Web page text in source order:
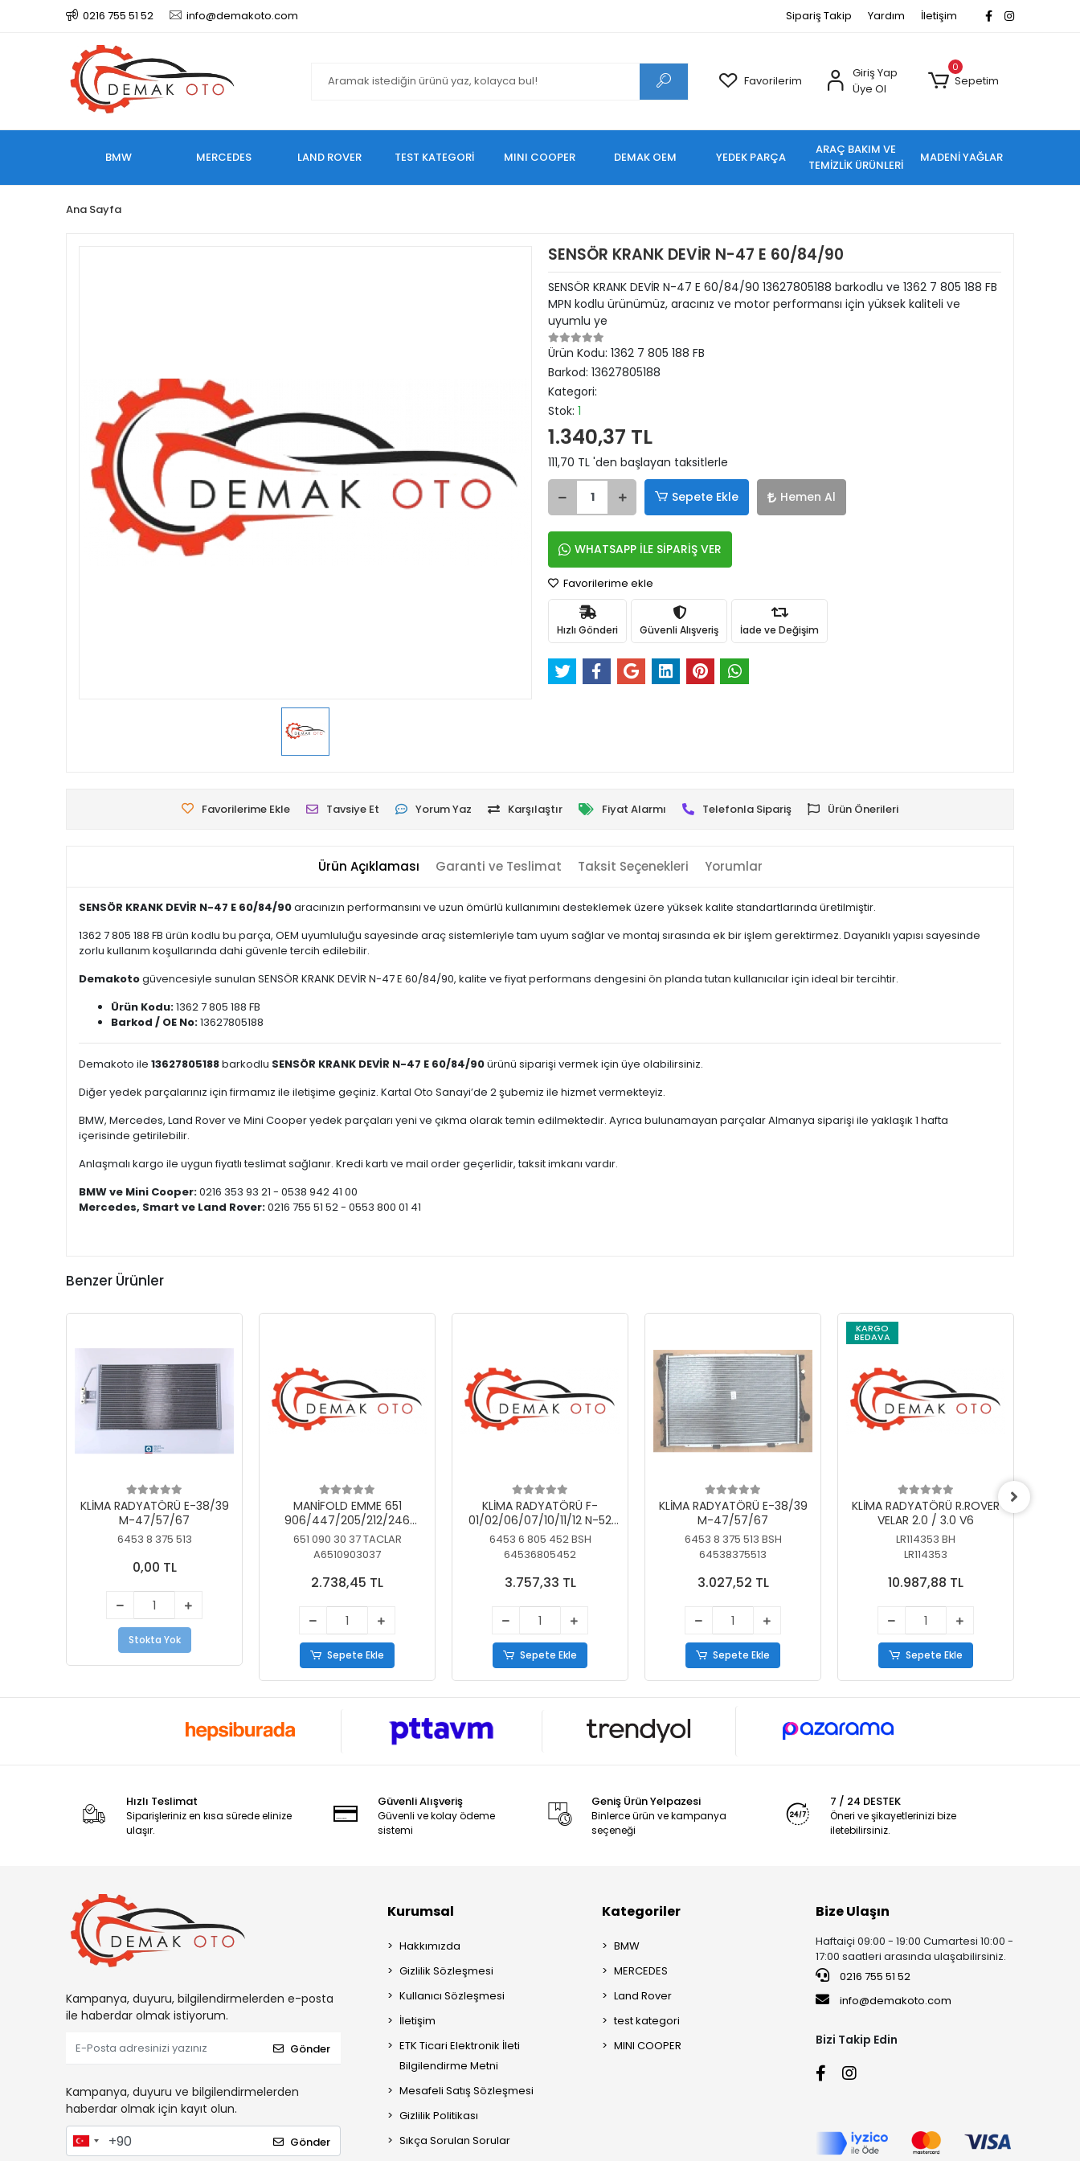
0216 755 51 52 info@demakoto.com Sipariş Takip Yardım İletişim
Favorilerim
Giriş Yap
Üye Ol
0
Sepetim
BMW MERCEDES LAND ROVER TEST KATEGORİ MINI COOPER DEMAK OEM YEDEK PARÇA
ARAÇ BAKIM VE
TEMİZLİK ÜRÜNLERİ
MADENİ YAĞLAR
Ana Sayfa
SENSÖR KRANK DEVİR N-47 E 60/84/90
SENSÖR KRANK DEVİR N-47 E 60/84/90 13627805188 barkodlu ve 1362 7 805 188 FB
MPN kodlu ürünümüz, aracınız ve motor performansı için yüksek kaliteli ve
uyumlu ye
Ürün Kodu: 1362 7 805 188 FB
Barkod: 13627805188
Kategori:
Stok: 1
1.340,37 TL
111,70 TL 'den başlayan taksitlerle
Sepete Ekle Hemen Al
WHATSAPP İLE SİPARİŞ VER
Favorilerime ekle
Hızlı Gönderi Güvenli Alışveriş İade ve Değişim
Favorilerime Ekle Tavsiye Et Yorum Yaz Karşılaştır Fiyat Alarmı Telefonla Sipariş Ürün Önerileri
Ürün Açıklaması Garanti ve Teslimat Taksit Seçenekleri Yorumlar
SENSÖR KRANK DEVİR N-47 E 60/84/90aracınızın performansını ve uzun ömürlü kullanımını desteklemek üzere yüksek kalite standartlarında üretilmiştir.
1362 7 805 188 FB ürün kodlu bu parça, OEM uyumluluğu sayesinde araç sistemleriyle tam uyum sağlar ve montaj sırasında ek bir işlem gerektirmez. Dayanıklı yapısı sayesinde
zorlu kullanım koşullarında dahi güvenle tercih edilebilir.
Demakotogüvencesiyle sunulan SENSÖR KRANK DEVİR N-47 E 60/84/90, kalite ve fiyat performans dengesini ön planda tutan kullanıcılar için ideal bir tercihtir.
Ürün Kodu:1362 7 805 188 FB
Barkod / OE No:13627805188
Demakoto ile 13627805188barkodlu SENSÖR KRANK DEVİR N-47 E 60/84/90ürünü siparişi vermek için üye olabilirsiniz.
Diğer yedek parçalarınız için firmamız ile iletişime geçiniz. Kartal Oto Sanayi’de 2 şubemiz ile hizmet vermekteyiz.
BMW, Mercedes, Land Rover ve Mini Cooper yedek parçaları yeni ve çıkma olarak temin edilmektedir. Ayrıca bulunamayan parçalar Almanya siparişi ile yaklaşık 1 hafta
içerisinde getirilebilir.
Anlaşmalı kargo ile uygun fiyatlı teslimat sağlanır. Kredi kartı ve mail order geçerlidir, taksit imkanı vardır.
BMW ve Mini Cooper:0216 353 93 21 - 0538 942 41 00
Mercedes, Smart ve Land Rover:0216 755 51 52 - 0553 800 01 41
Benzer Ürünler
KLİMA RADYATÖRÜ E-38/39
M-47/57/67
6453 8 375 513
0,00 TL
Stokta Yok
MANİFOLD EMME 651
906/447/205/212/246
KELEBEKSİZ
651 090 30 37 TACLAR
A6510903037
2.738,45 TL
Sepete Ekle
KLİMA RADYATÖRÜ F-
01/02/06/07/10/11/12 N-52
N/N-53/57/63
6453 6 805 452 BSH
64536805452
3.757,33 TL
Sepete Ekle
KLİMA RADYATÖRÜ E-38/39
M-47/57/67
6453 8 375 513 BSH
64538375513
3.027,52 TL
Sepete Ekle
KARGO
BEDAVA
KLİMA RADYATÖRÜ R.ROVER
VELAR 2.0 / 3.0 V6
LR114353 BH
LR114353
10.987,88 TL
Sepete Ekle
Hızlı Teslimat
Siparişleriniz en kısa sürede elinize
ulaşır.
Güvenli Alışveriş
Güvenli ve kolay ödeme
sistemi
Geniş Ürün Yelpazesi
Binlerce ürün ve kampanya
seçeneği
7 / 24 DESTEK
Öneri ve şikayetlerinizi bize
iletebilirsiniz.
Kampanya, duyuru, bilgilendirmelerden e-posta
ile haberdar olmak istiyorum.
Gönder
Kampanya, duyuru ve bilgilendirmelerden
haberdar olmak için kayıt olun.
Gönder
Kurumsal
Hakkımızda
Gizlilik Sözleşmesi
Kullanıcı Sözleşmesi
İletişim
ETK Ticari Elektronik İleti
Bilgilendirme Metni
Mesafeli Satış Sözleşmesi
Gizlilik Politikası
Sıkça Sorulan Sorular
Kategoriler
BMW
MERCEDES
Land Rover
test kategori
MINI COOPER
Bize Ulaşın
Haftaiçi 09:00 - 19:00 Cumartesi 10:00 -
17:00 saatleri arasında ulaşabilirsiniz.
0216 755 51 52
info@demakoto.com
Bizi Takip Edin